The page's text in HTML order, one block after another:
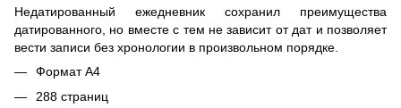
Недатированный ежедневник сохранил преимущества
датированного, но вместе с тем не зависит от дат и позволяет
вести записи без хронологии в произвольном порядке.
Формат А4
288 страниц